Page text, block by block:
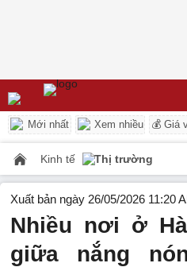
Mới nhất Xem nhiều 💰 Giá
Kinh tế Thị trường
Xuất bản ngày 26/05/2026 11:20
Nhiều nơi ở
giữa nắng